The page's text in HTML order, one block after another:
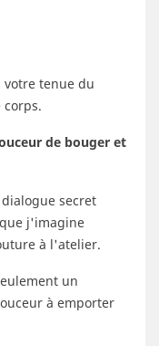
votre tenue du
corps.
de bouger et
secret
j'imagine
à l'atelier.
un
à emporter